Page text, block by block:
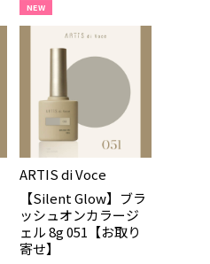
NEW
ARTIS di Voce
【Silent Glow】ブラ
ッシュオンカラージ
ェル 8g 051【お取り
寄せ】